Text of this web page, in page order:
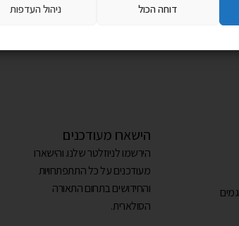
דוחה הכול ניהול העדפות
הישארו מעודכנים
הירשמו לניוזלטר שלנו. והישארו
מעודכנים על כל התתפתחויות
והחידושים בתחום התאורה
הסולארית.